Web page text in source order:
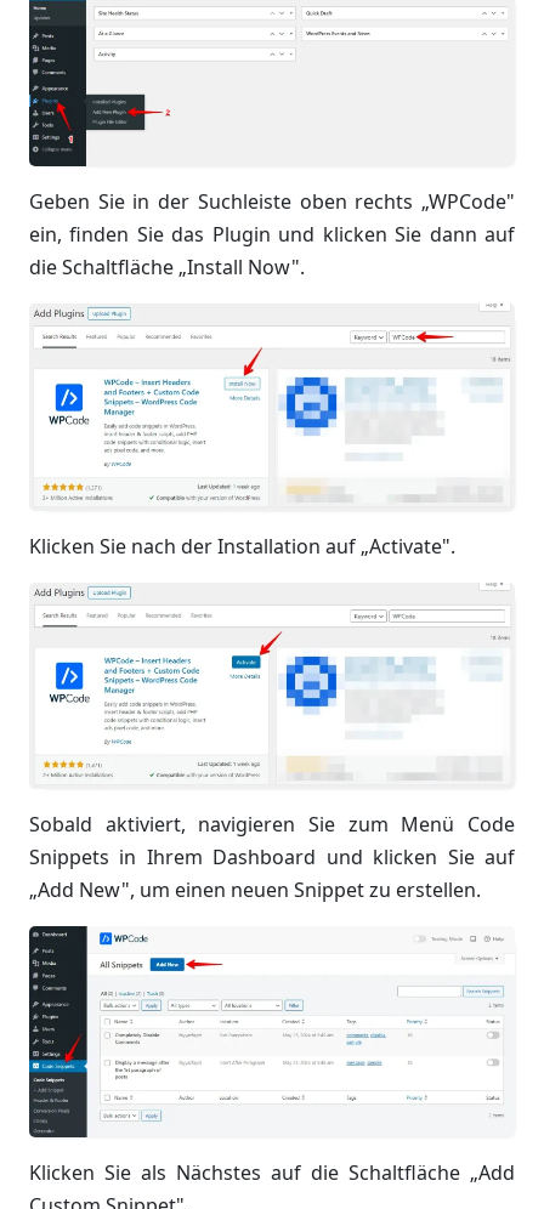
Geben Sie in der Suchleiste oben rechts „WPCode"
ein, finden Sie das Plugin und klicken Sie dann auf
die Schaltfläche „Install Now".
Klicken Sie nach der Installation auf „Activate".
Sobald aktiviert, navigieren Sie zum Menü Code
Snippets in Ihrem Dashboard und klicken Sie auf
„Add New", um einen neuen Snippet zu erstellen.
Klicken Sie als Nächstes auf die Schaltfläche „Add